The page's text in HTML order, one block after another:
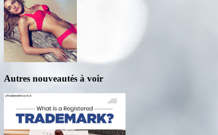
Autres nouveautés à voir